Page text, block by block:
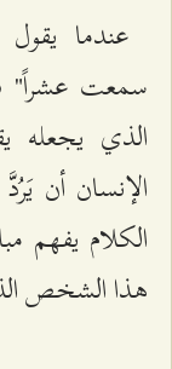
عندما
سمعت عشراً"
الذي يجعله
الإنسان أن
الكلام يفهم
هذا الشخص